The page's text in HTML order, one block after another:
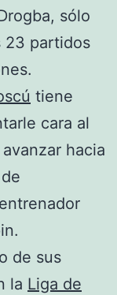
sólo
23 partidos
tiene
cara al
hacia
de sus
la Liga de